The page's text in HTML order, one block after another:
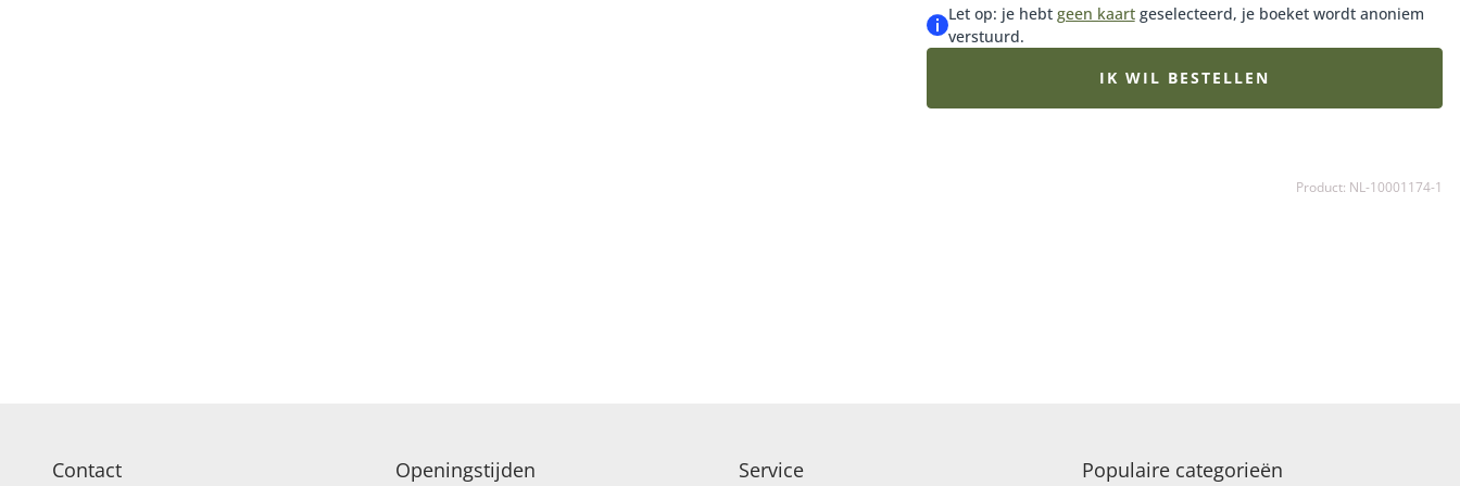
Let op: je hebt geen kaartgeselecteerd, je boeket wordt anoniem
verstuurd.
IK WIL BESTELLEN
Product: NL-10001174-1
Contact Openingstijden Service Populaire categorieën